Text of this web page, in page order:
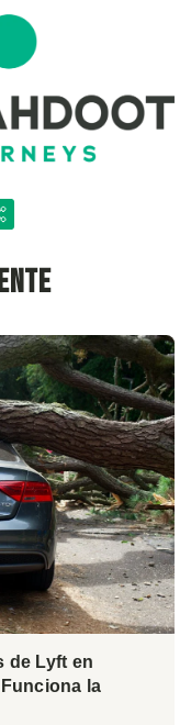
de Lyft en
la